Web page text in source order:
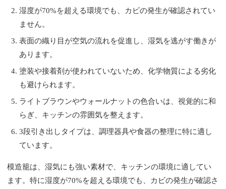
湿度が70%を超える環境でも、カビの発生が確認されてい
ません。
表面の織り目が空気の流れを促進し、湿気を逃がす働きが
あります。
塗装や接着剤が使われていないため、化学物質による劣化
も避けられます。
ライトブラウンやウォールナットの色合いは、視覚的に和
らぎ、キッチンの雰囲気を整えます。
3段引き出しタイプは、調理器具や食器の整理に特に適し
ています。
模造籠は、湿気にも強い素材で、キッチンの環境に適してい
ます。特に湿度が70%を超える環境でも、カビの発生が確認さ